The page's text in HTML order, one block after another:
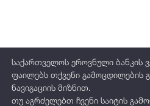
საქართველოს ეროვნული ბანკის
ფაილებს თქვენი გამოცდილების
ნავიგაციის მიზნით.
თუ აგრძელებთ ჩვენი საიტის